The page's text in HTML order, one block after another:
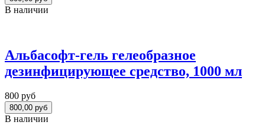
В наличии
Альбасофт-гель гелеобразное
дезинфицирующее средство, 1000 мл
800 руб
В наличии